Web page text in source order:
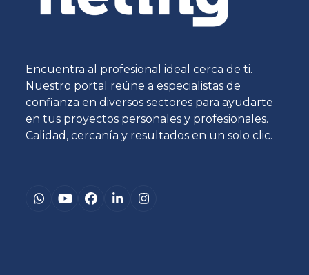
Encuentra al profesional ideal cerca de ti.
Nuestro portal reúne a especialistas de
confianza en diversos sectores para ayudarte
en tus proyectos personales y profesionales.
Calidad, cercanía y resultados en un solo clic.
Whatsapp
YouTubeFacebook
LinkedInInstagram